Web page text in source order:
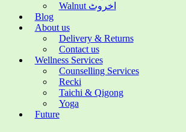
Walnut اخروٹ
Blog
About us
Delivery & Returns
Contact us
Wellness Services
Counselling Services
Recki
Taichi & Qigong
Yoga
Future